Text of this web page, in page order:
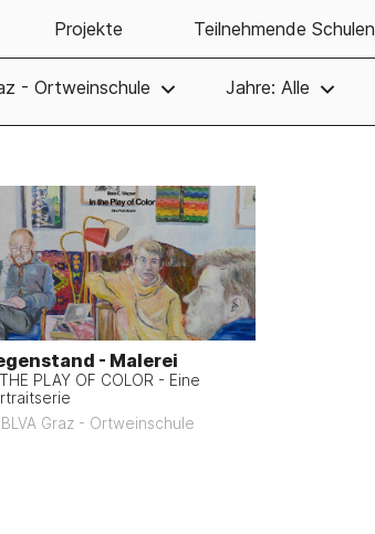
Projekte Teilnehmende Schulen
- Ortweinschule Jahre: Alle
- Malerei
THE PLAY OF COLOR - Eine
Graz - Ortweinschule